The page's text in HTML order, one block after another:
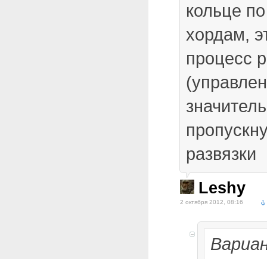
кольце
хордам,
процесс
развязки
Leshy
2 октября 2012, 08:16